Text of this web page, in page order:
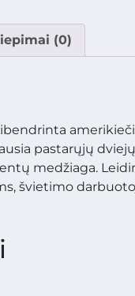
(0)
pastarųjų
medžiaga.
švietimo